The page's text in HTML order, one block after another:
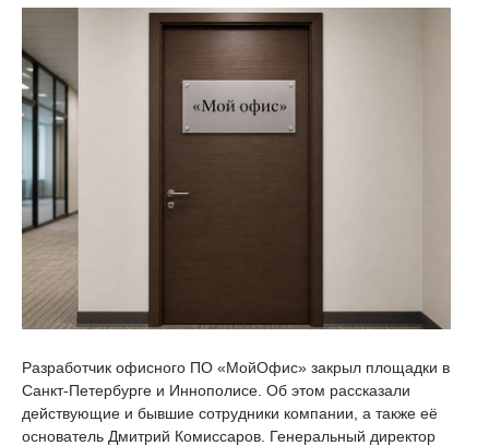
Разработчик офисного ПО «МойОфис» закрыл площадки в
Санкт-Петербурге и Иннополисе. Об этом рассказали
действующие и бывшие сотрудники компании, а также её
основатель Дмитрий Комиссаров. Генеральный директор